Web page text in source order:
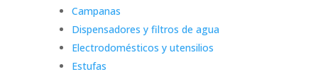
Campanas
Dispensadores y filtros de agua
Electrodomésticos y utensilios
Estufas